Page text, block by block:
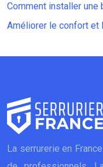
Comment installer une
Améliorer le confort et
La serrurerie en